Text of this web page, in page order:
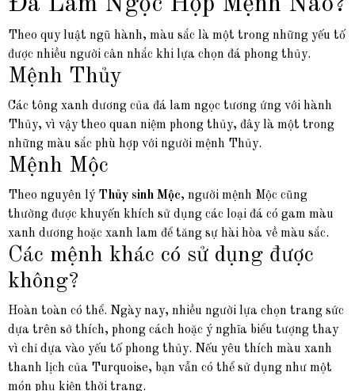
Theo quy luật ngũ hành, màu sắc là một trong những yếu tố
được nhiều người cân nhắc khi lựa chọn đá phong thủy.
Mệnh Thủy
Các tông xanh dương của đá lam ngọc tương ứng với hành
Thủy, vì vậy theo quan niệm phong thủy, đây là một trong
những màu sắc phù hợp với người mệnh Thủy.
Mệnh Mộc
Theo nguyên lý Thủy sinh Mộc, người mệnh Mộc cũng
thường được khuyến khích sử dụng các loại đá có gam màu
xanh dương hoặc xanh lam để tăng sự hài hòa về màu sắc.
Các mệnh khác có sử dụng được
không?
Hoàn toàn có thể. Ngày nay, nhiều người lựa chọn trang sức
dựa trên sở thích, phong cách hoặc ý nghĩa biểu tượng thay
vì chỉ dựa vào yếu tố phong thủy. Nếu yêu thích màu xanh
thanh lịch của Turquoise, bạn vẫn có thể sử dụng như một
món phụ kiện thời trang.